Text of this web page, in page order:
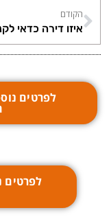
הקודם
לפרטים
לפרטים